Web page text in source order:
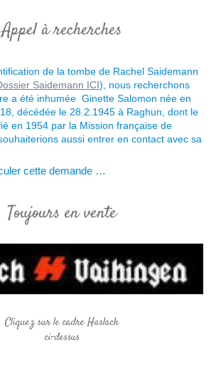
Appel à recherches
de la tombe de Rachel Saidemann
Saidemann ICI), nous recherchons
a été inhumée Ginette Salomon née en
décédée le 28.2.1945 à Raghun, dont le
en 1954 par la Mission française de
aussi entrer en contact avec sa
cette demande …
Toujours en vente
Cliquez sur le cadre Haslach
ci-dessus